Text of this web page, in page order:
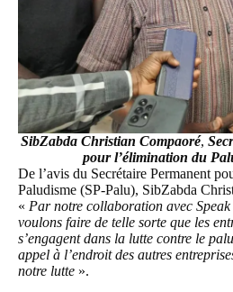
SibZabda Christian Compaoré,
pour l’élimination du
De l’avis du Secrétaire Permanent
Paludisme (SP-Palu), SibZabda
« Par notre collaboration avec
voulons faire de telle sorte que les
s’engagent dans la lutte contre le
appel à l’endroit des autres
notre lutte ».